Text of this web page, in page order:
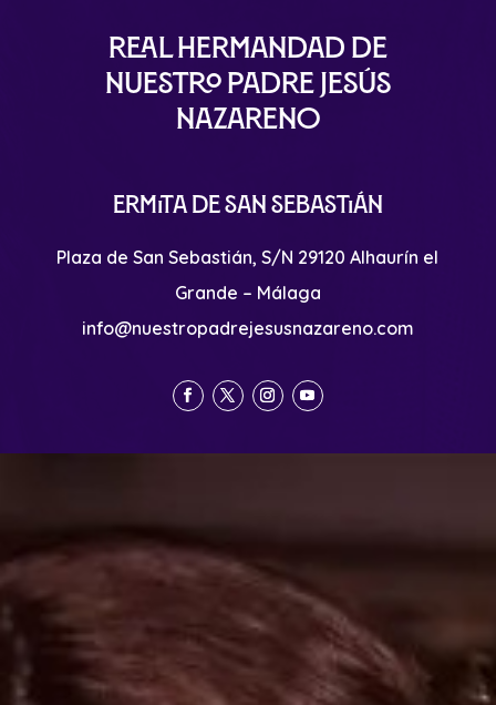
Real Hermandad de
Nuestro Padre Jesús
Nazareno
Ermita de San Sebastián
Plaza de San Sebastián, S/N 29120 Alhaurín el
Grande – Málaga
info@nuestropadrejesusnazareno.com